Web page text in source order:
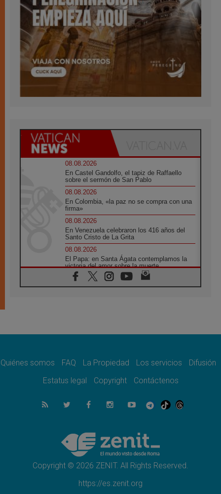
08.08.2026
En Castel Gandolfo, el tapiz de Raffaello
sobre el sermón de San Pablo
08.08.2026
En Colombia, «la paz no se compra con una
firma»
08.08.2026
En Venezuela celebraron los 416 años del
Santo Cristo de La Grita
08.08.2026
El Papa: en Santa Ágata contemplamos la
victoria del amor sobre la muerte
08.08.2026
León XIV visitará el Santuario de la Madre
07.08.2026
07.08.2026
el compromiso del cristiano"
La matanza de niños en Gaza no cesa: 300
muertos en 300 días
Tagle: La guerra desfigura el mundo, solo la
revelación de Dios lo transfigura
Quiénes somos FAQ La Propiedad Los servicios
Difusión
Estatus legal
Copyright Contáctenos
Copyright © 2026 ZENIT. All Rights Reserved.
https://es.zenit.org